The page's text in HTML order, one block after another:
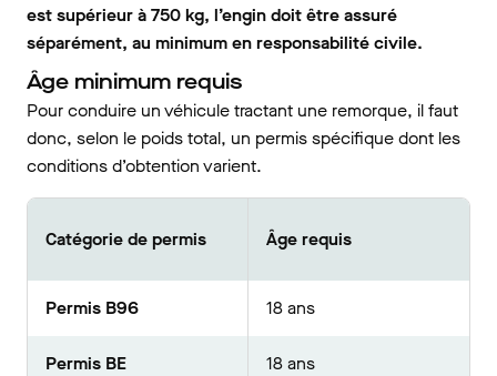
est supérieur à 750 kg, l’engin doit être assuré
séparément, au minimum en responsabilité civile.
Âge minimum requis
Pour conduire un véhicule tractant une remorque, il faut
donc, selon le poids total, un permis spécifique dont les
conditions d’obtention varient.
Catégorie de permis Âge requis
Permis B96 18 ans
Permis BE 18 ans